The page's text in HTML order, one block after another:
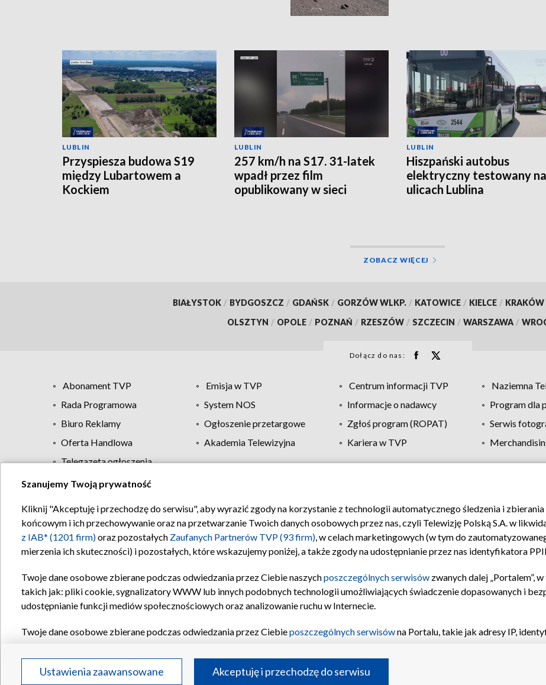
LUBLIN
Przyspiesza budowa S19
między Lubartowem a
Kockiem
LUBLIN
257 km/h na S17. 31-latek
wpadł przez film
opublikowany w sieci
LUBLIN
Hiszpański autobus
elektryczny testowany na
ulicach Lublina
ZOBACZ WIĘCEJ
BIAŁYSTOK / BYDGOSZCZ / GDAŃSK / GORZÓW WLKP. / KATOWICE / KIELCE / KRAKÓW
OLSZTYN / OPOLE / POZNAŃ / RZESZÓW / SZCZECIN / WARSZAWA /
Dołącz do nas:
Abonament TVP Emisja w TVP Centrum informacji TVP Naziemna
Rada Programowa
System NOS Informacje o nadawcy
Program dla
Biuro Reklamy
Ogłoszenie przetargowe Zgłoś program (ROPAT)
Serwis
Oferta Handlowa
Akademia Telewizyjna Kariera w TVP
Telegazeta ogłoszenia
Regulamin TVP Polityka prywatności Moje zgody Pomoc Biuro
Szanujemy Twoją prywatność
Kliknij "Akceptuję i przechodzę do serwisu", aby wyrazić zgody na korzystanie z technologii automatycznego śledzenia i
końcowym i ich przechowywanie oraz na przetwarzanie Twoich danych osobowych przez nas, czyli Telewizję Polską S.A. w
z IAB* (1201 firm)oraz pozostałych Zaufanych Partnerów TVP (93 firm), w celach marketingowych (w tym do
mierzenia ich skuteczności) i pozostałych, które wskazujemy poniżej, a także zgody na udostępnianie przez nas identyfikatora
Twoje dane osobowe zbierane podczas odwiedzania przez Ciebie naszychposzczególnych serwisów zwanych dalej „Portalem”,
takich jak: pliki cookie, sygnalizatory WWW lub innych podobnych technologii umożliwiających świadczenie dopasowanych i
udostępnianie funkcji mediów społecznościowych oraz analizowanie ruchu w Internecie.
Twoje dane osobowe zbierane podczas odwiedzania przez Ciebieposzczególnych serwisówna Portalu, takie jak adresy IP,
Partnerów TVPdla realizacji następujących celów i funkcji: przechowywania informacji na urządzeniu lub dostęp do nich, wyboru
reklam, tworzenia profilu spersonalizowanych reklam, tworzenia profilu spersonalizowanych treści, wyboru spersonalizowanych
Ustawienia zaawansowane Akceptuję i przechodzę do serwisu